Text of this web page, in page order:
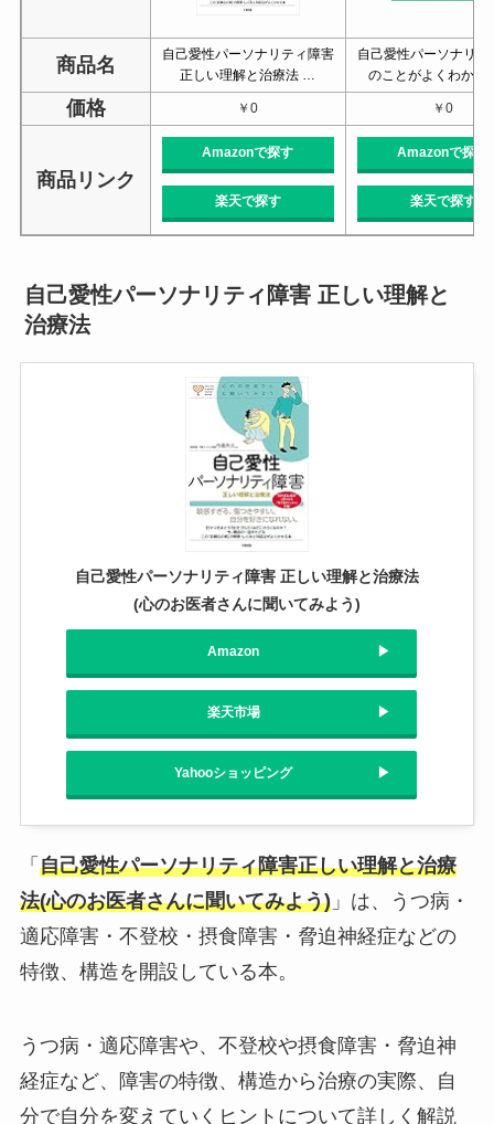
商品名
自己愛性パーソナリティ障害
正しい理解と治療法 …
自己愛性パーソナリテ
のことがよくわか
価格 ￥0 ￥0
商品リンク
Amazonで探す
楽天で探す
Amazonで探す
楽天で探す
自己愛性パーソナリティ障害 正しい理解と
治療法
自己愛性パーソナリティ障害 正しい理解と治療法
(心のお医者さんに聞いてみよう)
Amazon
楽天市場
Yahooショッピング
「 自己愛性パーソナリティ障害正しい理解と治療
法(心のお医者さんに聞いてみよう)」は、うつ病・
適応障害・不登校・摂食障害・脅迫神経症などの
特徴、構造を開設している本。
うつ病・適応障害や、不登校や摂食障害・脅迫神
経症など、障害の特徴、構造から治療の実際、自
分で自分を変えていくヒントについて詳しく解説